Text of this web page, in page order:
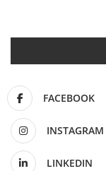
FACEBOOK
INSTAGRAM
LINKEDIN